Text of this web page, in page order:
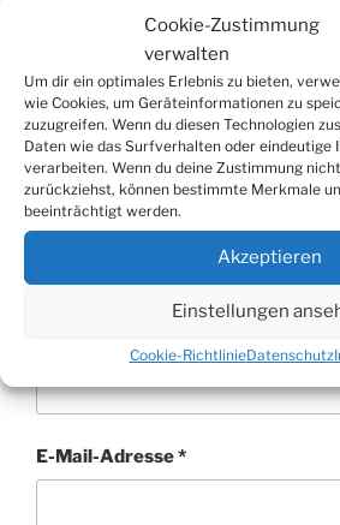
Cookie-Zustimmung
verwalten
Um dir ein optimales Erlebnis zu bieten,
wie Cookies, um Geräteinformationen zu
zuzugreifen. Wenn du diesen Technologien
Daten wie das Surfverhalten oder eindeutige
verarbeiten. Wenn du deine Zustimmung
zurückziehst, können bestimmte Merkmale
beeinträchtigt werden.
Akzeptieren
Einstellungen
Cookie-RichtlinieDatenschutz
E-Mail-Adresse*